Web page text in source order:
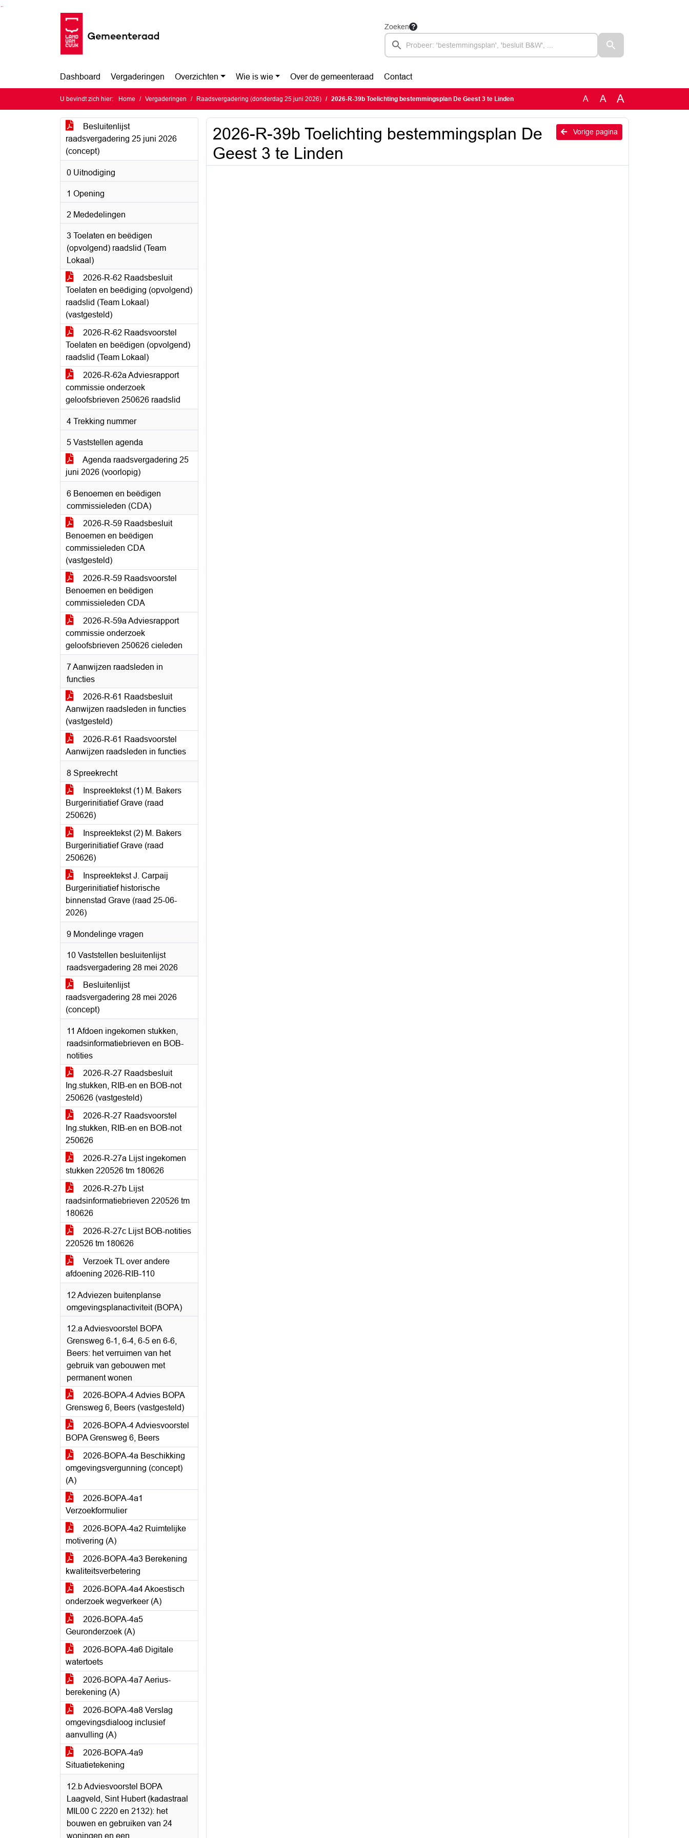
Ga naar de inhoud van deze pagina
Ga naar het zoeken
Ga naar het menu
Zoeken
Dashboard Vergaderingen Overzichten Wie is wie Over de gemeenteraad Contact
U bevindt zich hier: Home Vergaderingen Raadsvergadering (donderdag 25 juni 2026) 2026-R-39b Toelichting bestemmingsplan De Geest 3 te Linden A A A
Besluitenlijst
raadsvergadering 25 juni 2026
(concept)
0 Uitnodiging
1 Opening
2 Mededelingen
3 Toelaten en beëdigen
(opvolgend) raadslid (Team
Lokaal)
2026-R-62 Raadsbesluit
Toelaten en beëdiging (opvolgend)
raadslid (Team Lokaal)
(vastgesteld)
2026-R-62 Raadsvoorstel
Toelaten en beëdigen (opvolgend)
raadslid (Team Lokaal)
2026-R-62a Adviesrapport
commissie onderzoek
geloofsbrieven 250626 raadslid
4 Trekking nummer
5 Vaststellen agenda
Agenda raadsvergadering 25
juni 2026 (voorlopig)
6 Benoemen en beëdigen
commissieleden (CDA)
2026-R-59 Raadsbesluit
Benoemen en beëdigen
commissieleden CDA
(vastgesteld)
2026-R-59 Raadsvoorstel
Benoemen en beëdigen
commissieleden CDA
2026-R-59a Adviesrapport
commissie onderzoek
geloofsbrieven 250626 cieleden
7 Aanwijzen raadsleden in
functies
2026-R-61 Raadsbesluit
Aanwijzen raadsleden in functies
(vastgesteld)
2026-R-61 Raadsvoorstel
Aanwijzen raadsleden in functies
8 Spreekrecht
Inspreektekst (1) M. Bakers
Burgerinitiatief Grave (raad
250626)
Inspreektekst (2) M. Bakers
Burgerinitiatief Grave (raad
250626)
Inspreektekst J. Carpaij
Burgerinitiatief historische
binnenstad Grave (raad 25-06-
2026)
9 Mondelinge vragen
10 Vaststellen besluitenlijst
raadsvergadering 28 mei 2026
Besluitenlijst
raadsvergadering 28 mei 2026
(concept)
11 Afdoen ingekomen stukken,
raadsinformatiebrieven en BOB-
notities
2026-R-27 Raadsbesluit
Ing.stukken, RIB-en en BOB-not
250626 (vastgesteld)
2026-R-27 Raadsvoorstel
Ing.stukken, RIB-en en BOB-not
250626
2026-R-27a Lijst ingekomen
stukken 220526 tm 180626
2026-R-27b Lijst
raadsinformatiebrieven 220526 tm
180626
2026-R-27c Lijst BOB-notities
220526 tm 180626
Verzoek TL over andere
afdoening 2026-RIB-110
12 Adviezen buitenplanse
omgevingsplanactiviteit (BOPA)
12.a Adviesvoorstel BOPA
Grensweg 6-1, 6-4, 6-5 en 6-6,
Beers: het verruimen van het
gebruik van gebouwen met
permanent wonen
2026-BOPA-4 Advies BOPA
Grensweg 6, Beers (vastgesteld)
2026-BOPA-4 Adviesvoorstel
BOPA Grensweg 6, Beers
2026-BOPA-4a Beschikking
omgevingsvergunning (concept)
(A)
2026-BOPA-4a1
Verzoekformulier
2026-BOPA-4a2 Ruimtelijke
motivering (A)
2026-BOPA-4a3 Berekening
kwaliteitsverbetering
2026-BOPA-4a4 Akoestisch
onderzoek wegverkeer (A)
2026-BOPA-4a5
Geuronderzoek (A)
2026-BOPA-4a6 Digitale
watertoets
2026-BOPA-4a7 Aerius-
berekening (A)
2026-BOPA-4a8 Verslag
omgevingsdialoog inclusief
aanvulling (A)
2026-BOPA-4a9
Situatietekening
12.b Adviesvoorstel BOPA
Laagveld, Sint Hubert (kadastraal
MIL00 C 2220 en 2132): het
bouwen en gebruiken van 24
woningen en een
Vorige pagina
2026-R-39b Toelichting bestemmingsplan De
Geest 3 te Linden